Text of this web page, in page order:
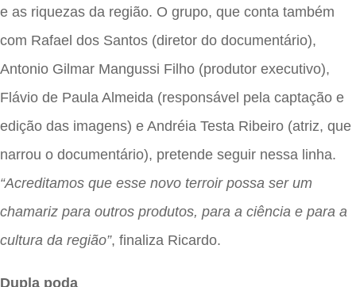
e as riquezas da região. O grupo, que conta também
com Rafael dos Santos (diretor do documentário),
Antonio Gilmar Mangussi Filho (produtor executivo),
Flávio de Paula Almeida (responsável pela captação e
edição das imagens) e Andréia Testa Ribeiro (atriz, que
narrou o documentário), pretende seguir nessa linha.
“Acreditamos que esse novo terroir possa ser um
chamariz para outros produtos, para a ciência e para a
cultura da região”, finaliza Ricardo.
Dupla poda